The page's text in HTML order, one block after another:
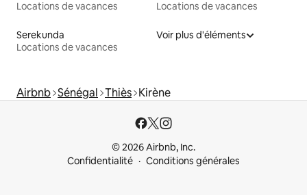
Locations de vacances
Locations de vacances
Serekunda
Locations de vacances
Voir plus d'éléments
Airbnb Sénégal Thiès Kirène
© 2026 Airbnb, Inc.
Confidentialité
Conditions générales